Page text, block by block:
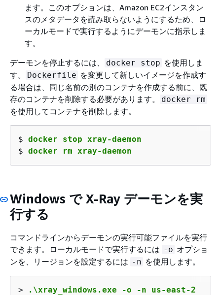
ます。このオプションは、Amazon EC2インスタン
スのメタデータを読み取らないようにするため、ロ
ーカルモードで実行するようにデーモンに指示しま
す。
デーモンを停止するには、
docker stop を使用しま
す。
Dockerfile を変更して新しいイメージを作成す
る場合は、同じ名前の別のコンテナを作成する前に、既
存のコンテナを削除する必要があります。
docker rm
を使用してコンテナを削除します。
$ docker stop xray-daemon
$ docker rm xray-daemon
Windows で X-Ray デーモンを実
行する
コマンドラインからデーモンの実行可能ファイルを実行
できます。ローカルモードで実行するには -o オプショ
ンを、リージョンを設定するには -n を使用します。
> .\xray_windows.exe -o -n us-east-2